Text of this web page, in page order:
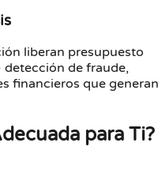
liberan presupuesto
detección de fraude,
financieros que generan
para Ti?